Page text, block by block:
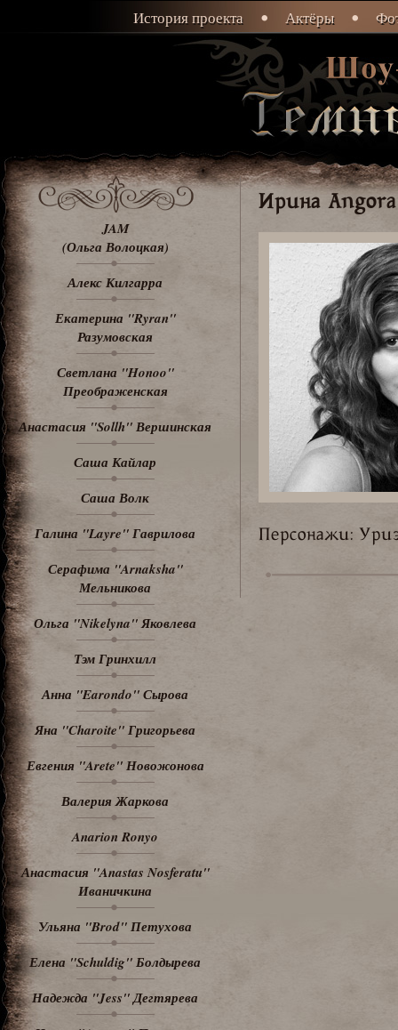
JAM
(Ольга Волоцкая)
Алекс Килгарра
Екатерина "Ryran"
Разумовская
Светлана "Honoo"
Преображенская
Анастасия "Sollh" Вершинская
Саша Кайлар
Саша Волк
Галина "Layre" Гаврилова
Серафима "Arnaksha"
Мельникова
Ольга "Nikelyna" Яковлева
Тэм Гринхилл
Анна "Earondo" Сырова
Яна "Charoite" Григорьева
Евгения "Arete" Новожонова
Валерия Жаркова
Anarion Ronyo
Анастасия "Anastas Nosferatu"
Иваничкина
Ульяна "Brod" Петухова
Елена "Schuldig" Болдырева
Надежда "Jess" Дегтярева
Ирина
Персонажи:
История проекта Актёры